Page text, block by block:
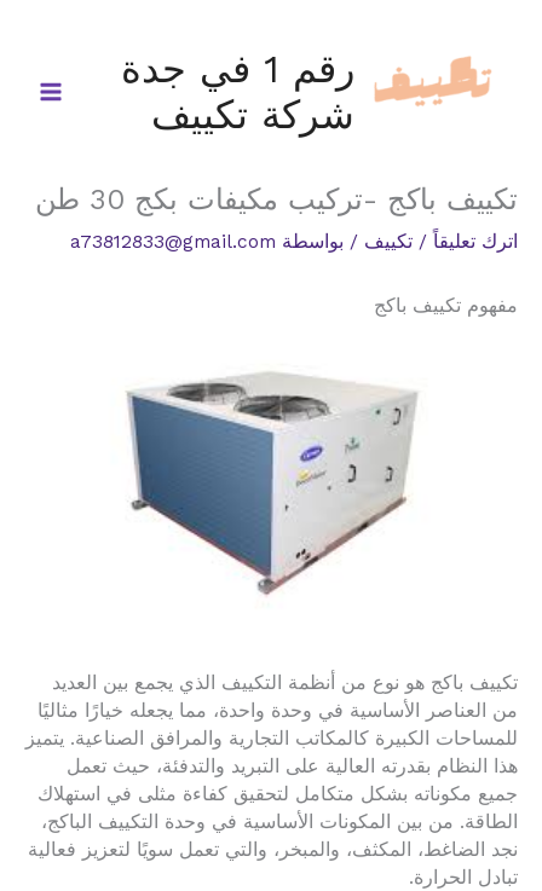
المحتوى
رقم 1 في جدة
شركة تكييف
تكييف باكج -تركيب مكيفات بكج 30 طن
اترك تعليقاً / تكييف / بواسطة a73812833@gmail.com
مفهوم تكييف باكج
تكييف باكج هو نوع من أنظمة التكييف الذي يجمع بين العديد
من العناصر الأساسية في وحدة واحدة، مما يجعله خيارًا مثاليًا
للمساحات الكبيرة كالمكاتب التجارية والمرافق الصناعية. يتميز
هذا النظام بقدرته العالية على التبريد والتدفئة، حيث تعمل
جميع مكوناته بشكل متكامل لتحقيق كفاءة مثلى في استهلاك
الطاقة. من بين المكونات الأساسية في وحدة التكييف الباكج،
نجد الضاغط، المكثف، والمبخر، والتي تعمل سويًا لتعزيز فعالية
تبادل الحرارة.